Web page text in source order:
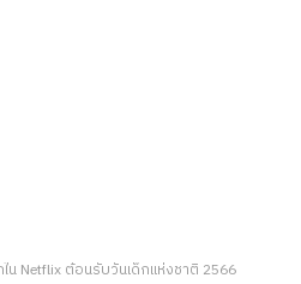
น Netflix ต้อนรับวันเด็กแห่งชาติ 2566